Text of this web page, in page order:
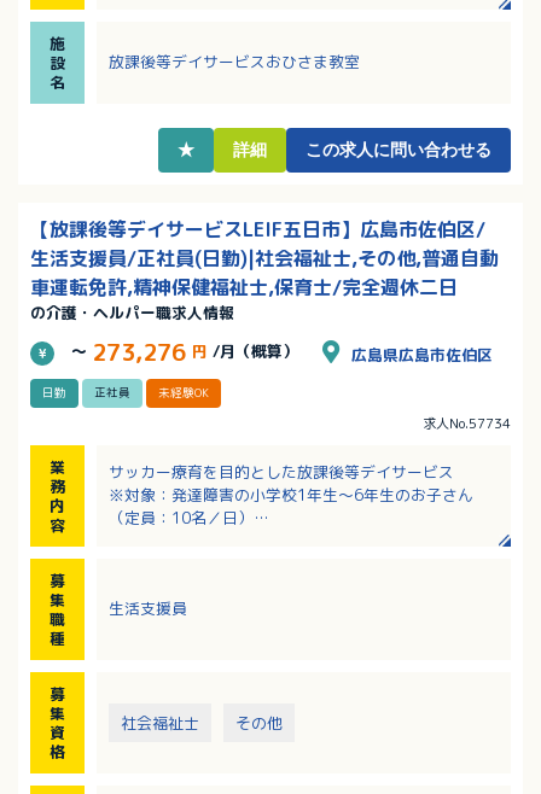
・日曜日が固定休み！お盆や年末年始もきちんとお休
みが取れる職場です
施
設
名
放課後等デイサービスおひさま教室
★ 詳細 この求人に問い合わせる
【放課後等デイサービスLEIF五日市】広島市佐伯区/
生活支援員/正社員(日勤)|社会福祉士,その他,普通自動
車運転免許,精神保健福祉士,保育士/完全週休二日
の介護・ヘルパー職求人情報
～ 273,276 円 /月（概算） 広島県広島市佐伯区
日勤 正社員 未経験OK
求人No.57734
業
務
内
容
サッカー療育を目的とした放課後等デイサービス
※対象：発達障害の小学校1年生〜6年生のお子さん
（定員：10名／日）
・簡単な事務作業（連絡ノート）
ことが好きな方歓迎します！
募
集
職
種
生活支援員
募
集
資
格
社会福祉士 その他